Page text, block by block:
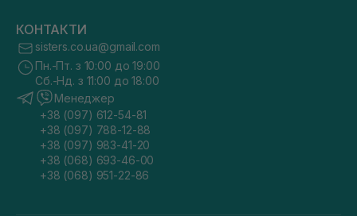
КОНТАКТИ
sisters.co.ua@gmail.com
Пн.-Пт. з 10:00 до 19:00
Сб.-Нд. з 11:00 до 18:00
Менеджер
+38 (097) 612-54-81
+38 (097) 788-12-88
+38 (097) 983-41-20
+38 (068) 693-46-00
+38 (068) 951-22-86